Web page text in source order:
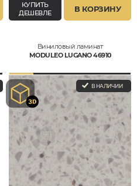
КУПИТЬ
ДЕШЕВЛЕ
В КОРЗИНУ
Виниловый ламинат
MODULEO LUGANO 46910
В НАЛИЧИИ